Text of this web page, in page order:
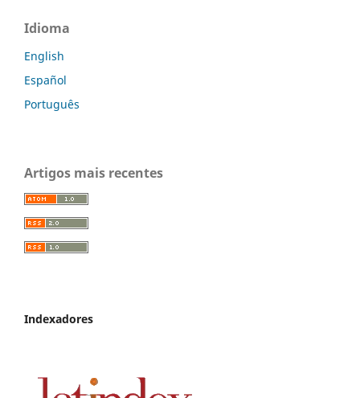
Idioma
English
Español
Português
Artigos mais recentes
Indexadores